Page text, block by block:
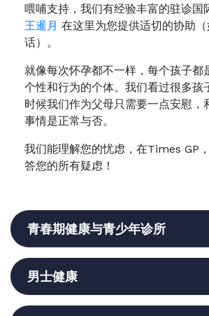
喂哺支持，我们有经验丰富的驻诊国
王暹月 在这里为您提供适切的协助
话）。
就像每次怀孕都不一样，每个孩子都
个性和行为的个体。我们看过很多孩
时候我们作为父母只需要一点安慰，
事情是正常与否。
我们能理解您的忧虑，在Times GP
答您的所有疑虑！
青春期健康与青少年诊所
男士健康